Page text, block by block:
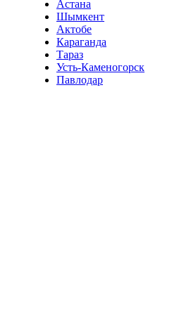
Астана
Шымкент
Актобе
Караганда
Тараз
Усть-Каменогорск
Павлодар